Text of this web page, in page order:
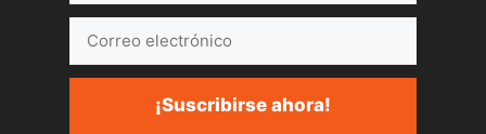
electrónico
¡Suscribirse ahora!